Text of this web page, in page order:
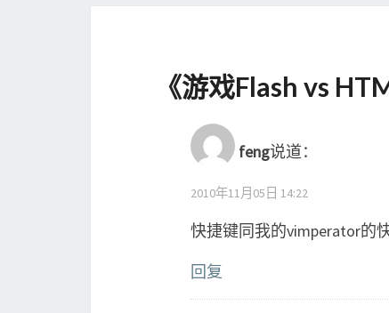
《游戏Flash vs
feng说道：
2010年11月05日 14:22
快捷键同我的vimperator的
回复